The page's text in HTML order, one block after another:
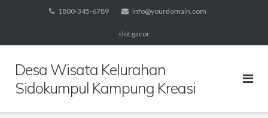
1800-345-6789 info@yourdomain.com
slot gacor
Desa Wisata Kelurahan
Sidokumpul Kampung Kreasi